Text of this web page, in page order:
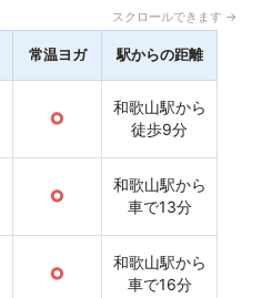
スクロールできます →
常温ヨガ 駅からの距離
○
和歌山駅から
徒歩9分
○
和歌山駅から
車で13分
○
和歌山駅から
車で16分